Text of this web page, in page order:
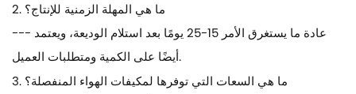
2. ما هي المهلة الزمنية للإنتاج؟
--- عادة ما يستغرق الأمر 15-25 يومًا بعد استلام الوديعة، ويعتمد
أيضًا على الكمية ومتطلبات العميل.
3. ما هي السعات التي توفرها لمكيفات الهواء المنفصلة؟